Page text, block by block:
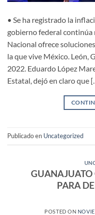
• Se ha registrado la
gobierno federal continúa
Nacional ofrece
la que vive México. León,
2022. Eduardo López
Estatal, dejó en claro que
Publicado en Uncategorized
GUANAJUATO
PARA
POSTED ON